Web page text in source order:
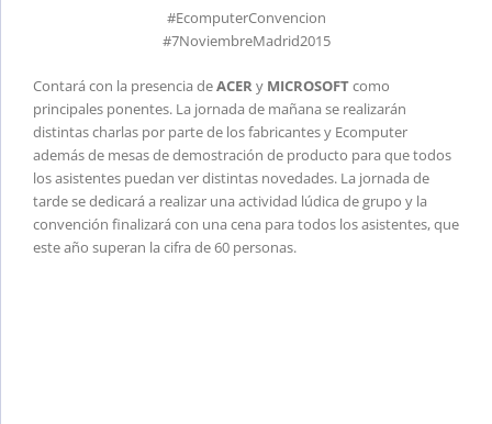
#EcomputerConvencion
#7NoviembreMadrid2015
Contará con la presencia deACER y MICROSOFTcomo
principales ponentes. La jornada de mañana se realizarán
distintas charlas por parte de los fabricantes y Ecomputer
además de mesas de demostración de producto para que todos
los asistentes puedan ver distintas novedades. La jornada de
tarde se dedicará a realizar una actividad lúdica de grupo y la
convención finalizará con una cena para todos los asistentes, que
este año superan la cifra de 60 personas.